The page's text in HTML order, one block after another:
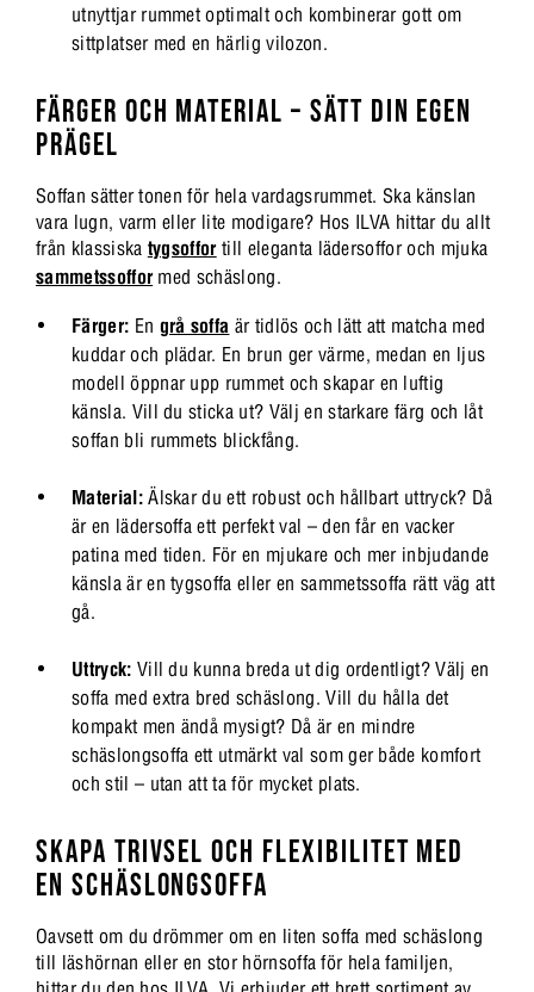
utnyttjar rummet optimalt och kombinerar gott om
sittplatser med en härlig vilozon.
FÄRGER OCH MATERIAL – SÄTT DIN EGEN
PRÄGEL
Soffan sätter tonen för hela vardagsrummet. Ska känslan
vara lugn, varm eller lite modigare? Hos ILVA hittar du allt
från klassiska tygsoffortill eleganta lädersoffor och mjuka
sammetssofformed schäslong.
Färger: En grå soffa är tidlös och lätt att matcha med
kuddar och plädar. En brun ger värme, medan en ljus
modell öppnar upp rummet och skapar en luftig
känsla. Vill du sticka ut? Välj en starkare färg och låt
soffan bli rummets blickfång.
Material:Älskar du ett robust och hållbart uttryck? Då
är en lädersoffa ett perfekt val – den får en vacker
patina med tiden. För en mjukare och mer inbjudande
känsla är en tygsoffa eller en sammetssoffa rätt väg att
gå.
Uttryck: Vill du kunna breda ut dig ordentligt? Välj en
soffa med extra bred schäslong. Vill du hålla det
kompakt men ändå mysigt? Då är en mindre
schäslongsoffa ett utmärkt val som ger både komfort
och stil – utan att ta för mycket plats.
SKAPA TRIVSEL OCH FLEXIBILITET MED
EN SCHÄSLONGSOFFA
Oavsett om du drömmer om en liten soffa med schäslong
till läshörnan eller en stor hörnsoffa för hela familjen,